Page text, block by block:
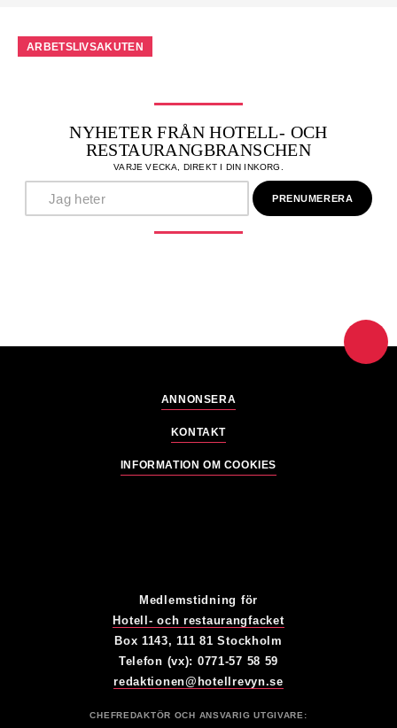
ARBETSLIVSAKUTEN
NYHETER FRÅN HOTELL- OCH
RESTAURANGBRANSCHEN
VARJE VECKA, DIREKT I DIN INKORG.
ANNONSERA
KONTAKT
INFORMATION OM COOKIES
Medlemstidning för
Hotell- och restaurangfacket
Box 1143, 111 81 Stockholm
Telefon (vx): 0771-57 58 59
redaktionen@hotellrevyn.se
CHEFREDAKTÖR OCH ANSVARIG UTGIVARE: